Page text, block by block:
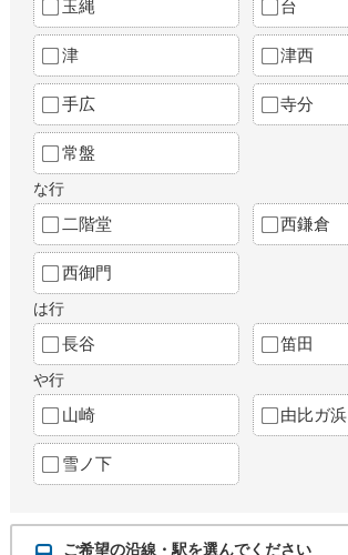
玉縄 台
津 津西
手広 寺分
常盤
な行
二階堂 西鎌倉
西御門
は行
長谷 笛田
や行
山崎 由比ガ浜
雪ノ下
ご希望の沿線・駅を選んでください